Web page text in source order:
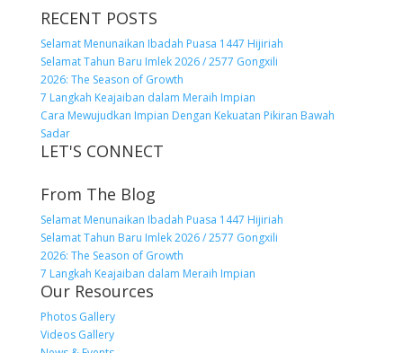
RECENT POSTS
Selamat Menunaikan Ibadah Puasa 1447 Hijiriah
Selamat Tahun Baru Imlek 2026 / 2577 Gongxili
2026: The Season of Growth
7 Langkah Keajaiban dalam Meraih Impian
Cara Mewujudkan Impian Dengan Kekuatan Pikiran Bawah
Sadar
LET'S CONNECT
From The Blog
Selamat Menunaikan Ibadah Puasa 1447 Hijiriah
Selamat Tahun Baru Imlek 2026 / 2577 Gongxili
2026: The Season of Growth
7 Langkah Keajaiban dalam Meraih Impian
Our Resources
Photos Gallery
Videos Gallery